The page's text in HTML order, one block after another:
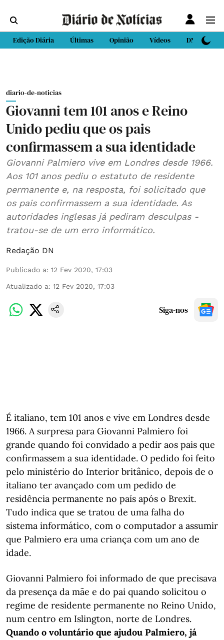
Edição Diária Últimas Opinião Vídeos DN Sport
diario-de-noticias
Giovanni tem 101 anos e Reino
Unido pediu que os pais
confirmassem a sua identidade
Giovanni Palmiero vive em Londres desde 1966.
Aos 101 anos pediu o estatuto de residente
permanente e, na resposta, foi solicitado que
os pais confirmassem a sua identidade. As
autoridades inglesas já pediram desculpas -
tratou-se de um erro informático.
Redação DN
Publicado a: 12 Fev 2020, 17:03
Atualizado a: 12 Fev 2020, 17:03
Siga-nos
É italiano, tem 101 anos e vive em Londres desde
1966. A surpresa para Giovanni Palmiero foi
grande quando foi convidado a pedir aos pais que
confirmassem a sua identidade. O pedido foi feito
pelo ministério do Interior britânico, depois de o
italiano ter avançado com um pedido de
residência permanente no país após o Brexit.
Tudo indica que se tratou de uma falha do
sistema informático, com o computador a assumir
que Palmiero era uma criança com um ano de
idade.
Giovanni Palmiero foi informado de que precisava
da presença da mãe e do pai quando solicitou o
regime de residente permanente no Reino Unido,
num centro em Islington, norte de Londres.
Quando o voluntário que ajudou Palmiero, já